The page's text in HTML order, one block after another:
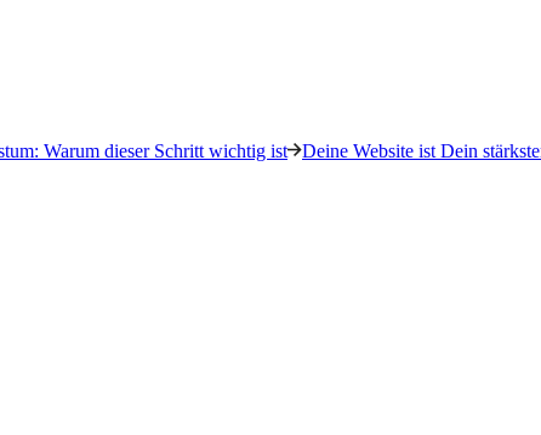
Warum dieser Schritt wichtig ist
Deine Website ist Dein